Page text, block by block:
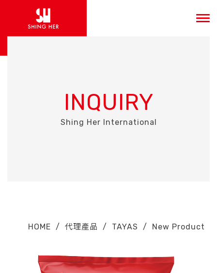
INQUIRY
Shing Her International
HOME / 代理產品 / TAYAS / New Product